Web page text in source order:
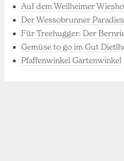
Auf dem Weilheimer
Der Wessobrunner
Für Treehugger: Der
Gemüse to go im Gut
Pfaffenwinkel Gartenwinkel